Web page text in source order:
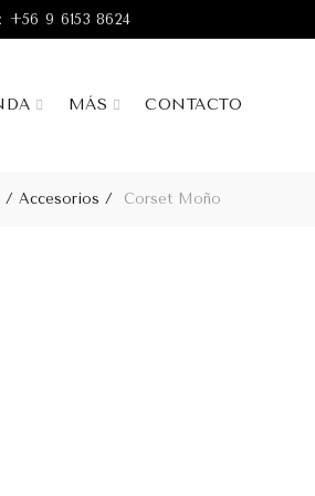
+56 9 6153 8624
MÁS CONTACTO
Accesorios Corset Moño